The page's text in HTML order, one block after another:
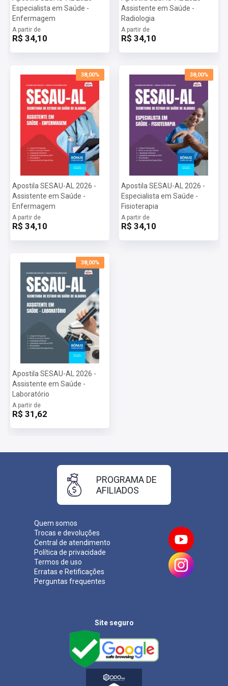
Especialista em Saúde -
Enfermagem
A partir de
R$ 34,10
Assistente em Saúde -
Radiologia
A partir de
R$ 34,10
38,00%
Apostila SESAU-AL 2026 -
Assistente em Saúde -
Enfermagem
A partir de
R$ 34,10
38,00%
Apostila SESAU-AL 2026 -
Especialista em Saúde -
Fisioterapia
A partir de
R$ 34,10
38,00%
Apostila SESAU-AL 2026 -
Assistente em Saúde -
Laboratório
A partir de
R$ 31,62
Quem somos
Trocas e devoluções
Central de atendimento
Política de privacidade
Termos de uso
Erratas e Retificações
Perguntas frequentes
PROGRAMA DE
AFILIADOS
Site seguro